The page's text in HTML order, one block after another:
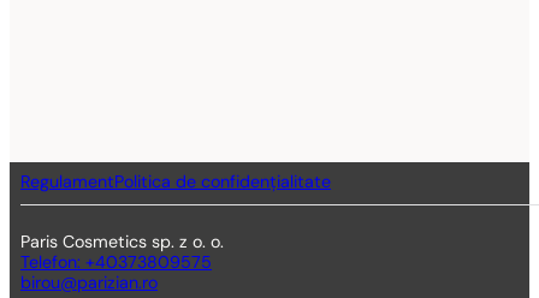
Regulament Politica de confidențialitate
Paris Cosmetics sp. z o. o.
Telefon: +40373809575
birou@parizian.ro